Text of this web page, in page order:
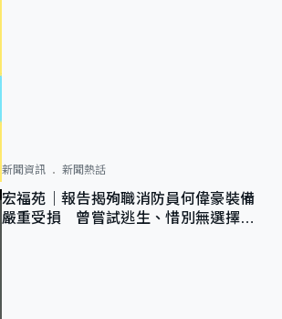
新聞資訊 新聞熱話
宏福苑｜報告揭殉職消防員何偉豪裝備
嚴重受損 曾嘗試逃生、惜別無選擇下